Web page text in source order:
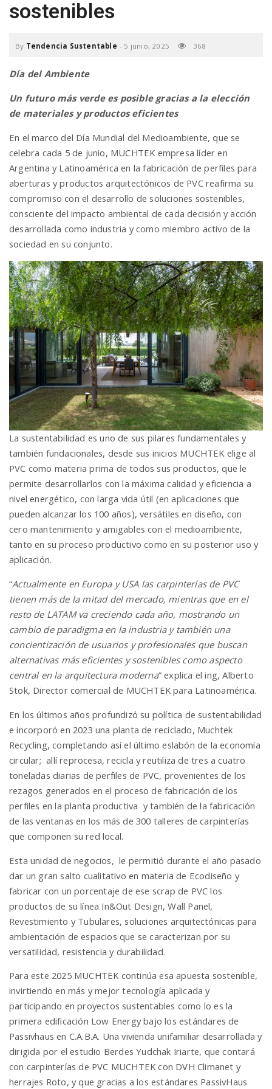
a
v
t
i
o
n
sostenibles
By Tendencia Sustentable - 5 junio, 2025 368
Día del Ambiente
Un futuro más verde es posible gracias a la elección
de materiales y productos eficientes
En el marco del Día Mundial del Medioambiente, que se
celebra cada 5 de junio, MUCHTEK empresa líder en
Argentina y Latinoamérica en la fabricación de perfiles para
aberturas y productos arquitectónicos de PVC reafirma su
compromiso con el desarrollo de soluciones sostenibles,
consciente del impacto ambiental de cada decisión y acción
desarrollada como industria y como miembro activo de la
sociedad en su conjunto.
La sustentabilidad es uno de sus pilares fundamentales y
también fundacionales, desde sus inicios MUCHTEK elige al
PVC como materia prima de todos sus productos, que le
permite desarrollarlos con la máxima calidad y eficiencia a
nivel energético, con larga vida útil (en aplicaciones que
pueden alcanzar los 100 años), versátiles en diseño, con
cero mantenimiento y amigables con el medioambiente,
tanto en su proceso productivo como en su posterior uso y
aplicación.
“Actualmente en Europa y USA las carpinterías de PVC
tienen más de la mitad del mercado, mientras que en el
resto de LATAM va creciendo cada año, mostrando un
cambio de paradigma en la industria y también una
concientización de usuarios y profesionales que buscan
alternativas más eficientes y sostenibles como aspecto
central en la arquitectura moderna” explica el ing, Alberto
Stok, Director comercial de MUCHTEK para Latinoamérica.
En los últimos años profundizó su política de sustentabilidad
e incorporó en 2023 una planta de reciclado, Muchtek
Recycling, completando así el último eslabón de la economía
circular; allí reprocesa, recicla y reutiliza de tres a cuatro
toneladas diarias de perfiles de PVC, provenientes de los
rezagos generados en el proceso de fabricación de los
perfiles en la planta productiva y también de la fabricación
de las ventanas en los más de 300 talleres de carpinterías
que componen su red local.
Esta unidad de negocios, le permitió durante el año pasado
dar un gran salto cualitativo en materia de Ecodiseño y
fabricar con un porcentaje de ese scrap de PVC los
productos de su línea In&Out Design, Wall Panel,
Revestimiento y Tubulares, soluciones arquitectónicas para
ambientación de espacios que se caracterizan por su
versatilidad, resistencia y durabilidad.
Para este 2025 MUCHTEK continúa esa apuesta sostenible,
invirtiendo en más y mejor tecnología aplicada y
participando en proyectos sustentables como lo es la
primera edificación Low Energy bajo los estándares de
Passivhaus en C.A.B.A. Una vivienda unifamiliar desarrollada y
dirigida por el estudio Berdes Yudchak Iriarte, que contará
con carpinterías de PVC MUCHTEK con DVH Climanet y
herrajes Roto, y que gracias a los estándares PassivHaus